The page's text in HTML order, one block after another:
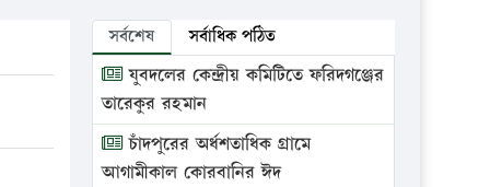
সর্বশেষ সর্বাধিক পঠিত
যুবদলের কেন্দ্রীয় কমিটিতে ফরিদগঞ্জের
তারেকুর রহমান
চাঁদপুরের অর্ধশতাধিক গ্রামে
আগামীকাল কোরবানির ঈদ